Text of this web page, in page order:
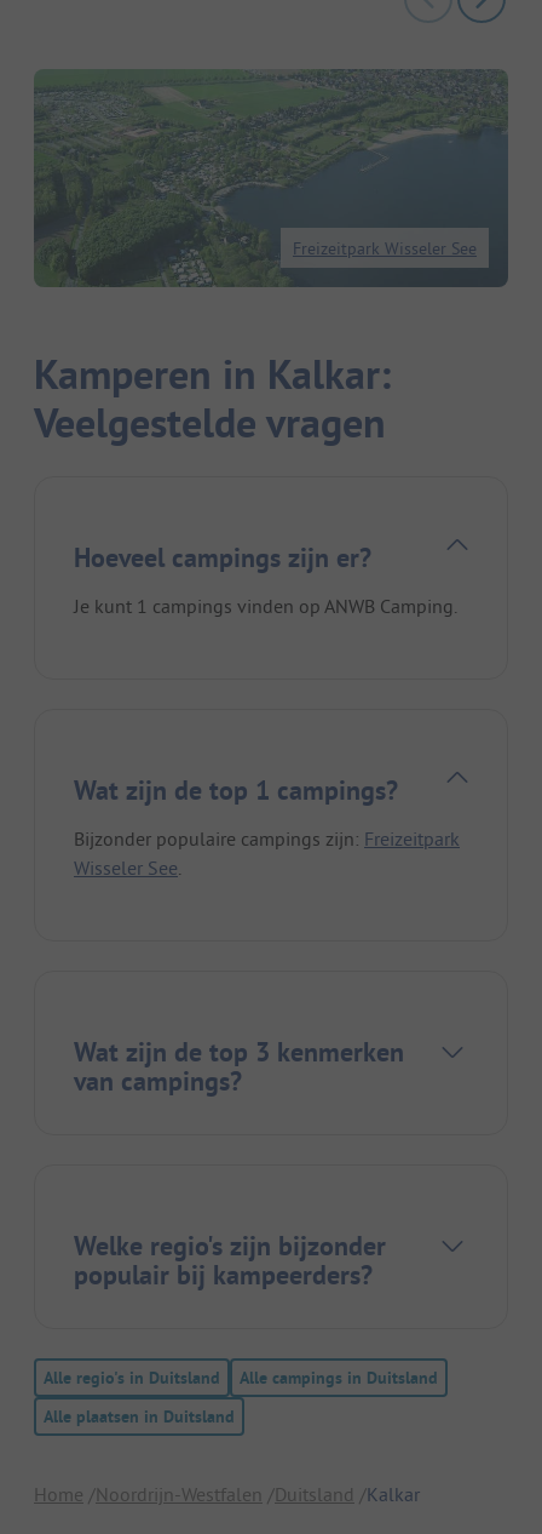
Freizeitpark Wisseler See
Kamperen in Kalkar:
Veelgestelde vragen
Hoeveel campings zijn er?
Je kunt 1 campings vinden op ANWB Camping.
Wat zijn de top 1 campings?
Bijzonder populaire campings zijn: Freizeitpark
Wisseler See
Wat zijn de top 3 kenmerken
van campings?
Welke regio's zijn bijzonder
populair bij kampeerders?
Alle regio's in Duitsland
Alle campings in Duitsland
Alle plaatsen in Duitsland
Home Noordrijn-Westfalen Duitsland Kalkar